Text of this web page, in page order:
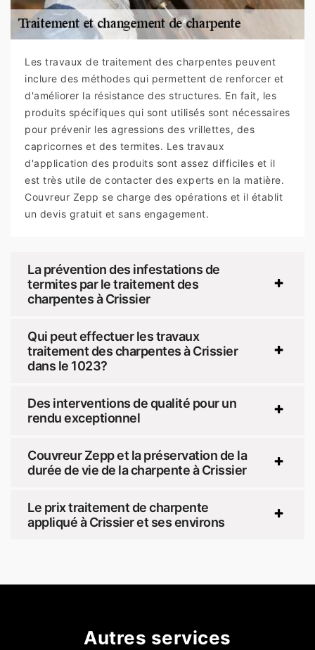
Les travaux de traitement des charpentes peuvent
inclure des méthodes qui permettent de renforcer et
d'améliorer la résistance des structures. En fait, les
produits spécifiques qui sont utilisés sont nécessaires
pour prévenir les agressions des vrillettes, des
capricornes et des termites. Les travaux
d'application des produits sont assez difficiles et il
est très utile de contacter des experts en la matière.
Couvreur Zepp se charge des opérations et il établit
un devis gratuit et sans engagement.
La prévention des infestations de
termites par le traitement des
charpentes à Crissier
Qui peut effectuer les travaux
traitement des charpentes à Crissier
dans le 1023?
Des interventions de qualité pour un
rendu exceptionnel
Couvreur Zepp et la préservation de la
durée de vie de la charpente à Crissier
Le prix traitement de charpente
appliqué à Crissier et ses environs
Autres services